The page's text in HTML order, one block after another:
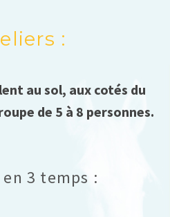
:
au sol, aux cotés du
de 5 à 8 personnes.
3 temps :